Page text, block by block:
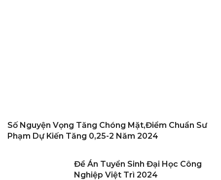
Số Nguyện Vọng Tăng Chóng Mặt,điểm Chuẩn Sư
Phạm Dự Kiến Tăng 0,25-2 Năm 2024
Đề Án Tuyển Sinh Đại Học Công
Nghiệp Việt Trì 2024